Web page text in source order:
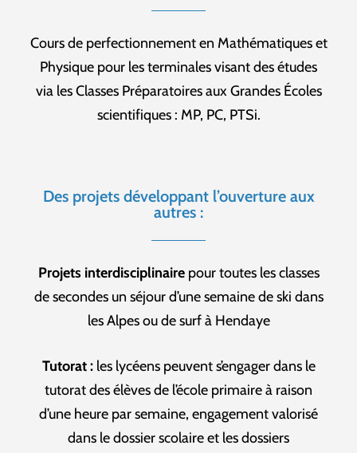
Cours de perfectionnement en Mathématiques et
Physique pour les terminales visant des études
via les Classes Préparatoires aux Grandes Écoles
scientifiques : MP, PC, PTSi.
Des projets développant l’ouverture aux
autres :
Projets interdisciplinairepour toutes les classes
de secondes un séjour d’une semaine de ski dans
les Alpes ou de surf à Hendaye
Tutorat :les lycéens peuvent s’engager dans le
tutorat des élèves de l’école primaire à raison
d’une heure par semaine, engagement valorisé
dans le dossier scolaire et les dossiers